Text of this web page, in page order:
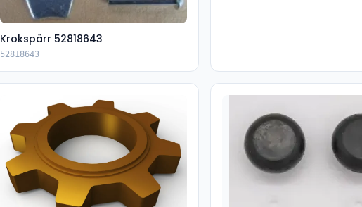
Krokspärr 52818643
52818643